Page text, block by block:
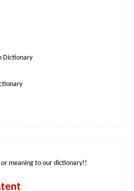
Dictionary
or meaning to our dictionary!!